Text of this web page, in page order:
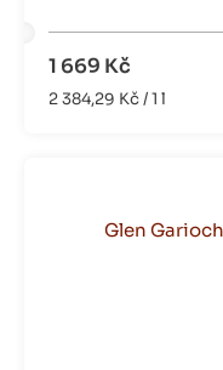
1 669 Kč
Měrná
2 384,29 Kč / 1 l
Glen